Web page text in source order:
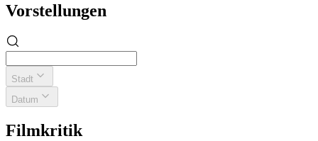
Vorstellungen
Stadt
Datum
Filmkritik